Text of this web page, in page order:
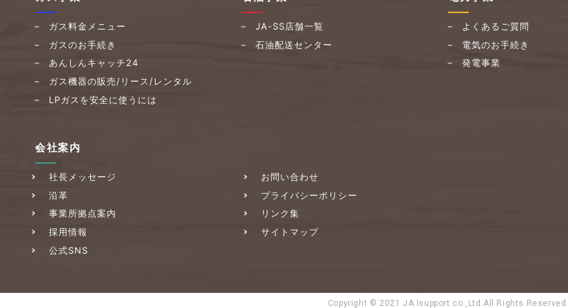
ガス料金メニュー
ガスのお手続き
あんしんキャッチ24
ガス機器の販売/ リース/レンタル
LPガスを安全に使うには
JA-SS店舗一覧
石油配送センター
よくあるご質問
電気のお手続き
発電事業
会社案内
社長メッセージ
沿革
事業所拠点案内
採用情報
公式SNS
お問い合わせ
プライバシーポリシー
リンク集
サイトマップ
Copyright © 2021JA lsupport co.,Ltd.All Rights Reserved.